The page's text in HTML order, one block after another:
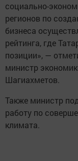
социально-
регионов по
бизнеса
рейтинга, где
позиции», —
министр
Шагиахметов.
Также министр
работу по
климата.